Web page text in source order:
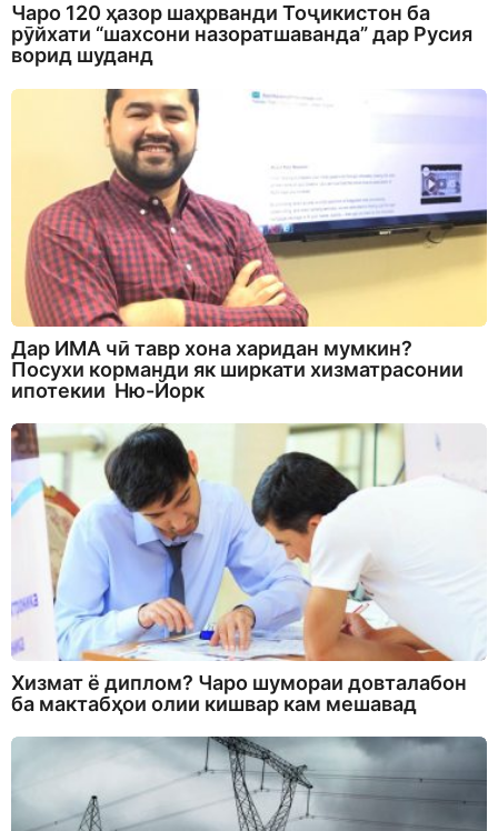
Чаро 120 ҳазор шаҳрванди Тоҷикистон ба
рӯйхати “шахсони назоратшаванда” дар Русия
ворид шуданд
Дар ИМА чӣ тавр хона харидан мумкин?
Посухи корманди як ширкати хизматрасонии
ипотекии Ню-Йорк
Хизмат ё диплом? Чаро шумораи довталабон
ба мактабҳои олии кишвар кам мешавад